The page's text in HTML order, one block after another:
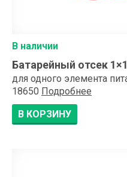
В наличии
Батарейный отсек
для одного элемента
18650 Подробнее
В КОРЗИНУ